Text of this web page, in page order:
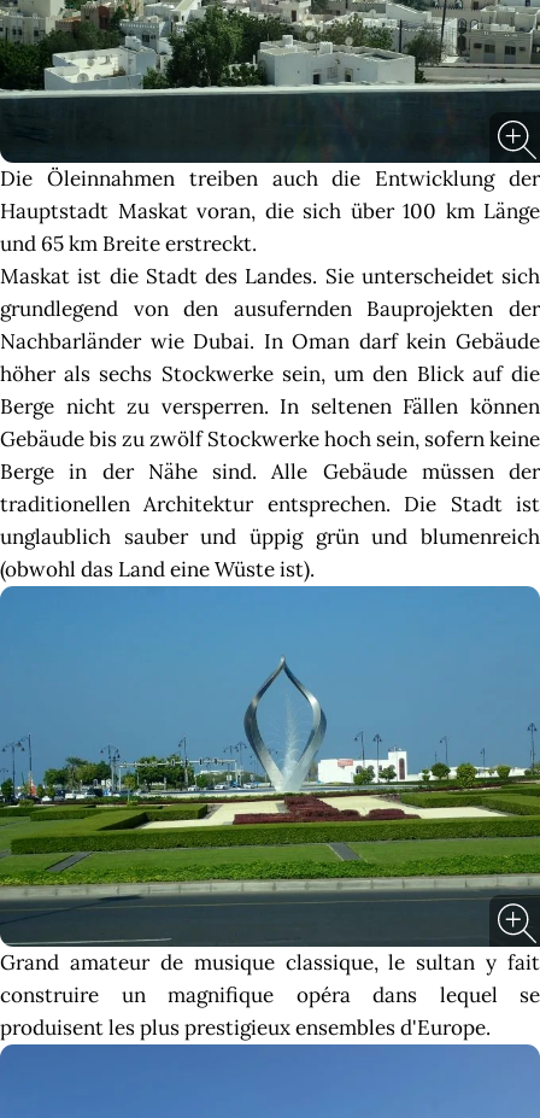
Die Öleinnahmen treiben auch die Entwicklung der
Hauptstadt Maskat voran, die sich über 100 km Länge
und 65 km Breite erstreckt.
Maskat ist die Stadt des Landes. Sie unterscheidet sich
grundlegend von den ausufernden Bauprojekten der
Nachbarländer wie Dubai. In Oman darf kein Gebäude
höher als sechs Stockwerke sein, um den Blick auf die
Berge nicht zu versperren. In seltenen Fällen können
Gebäude bis zu zwölf Stockwerke hoch sein, sofern keine
Berge in der Nähe sind. Alle Gebäude müssen der
traditionellen Architektur entsprechen. Die Stadt ist
unglaublich sauber und üppig grün und blumenreich
(obwohl das Land eine Wüste ist).
Grand amateur de musique classique, le sultan y fait
construire un magnifique opéra dans lequel se
produisent les plus prestigieux ensembles d'Europe.